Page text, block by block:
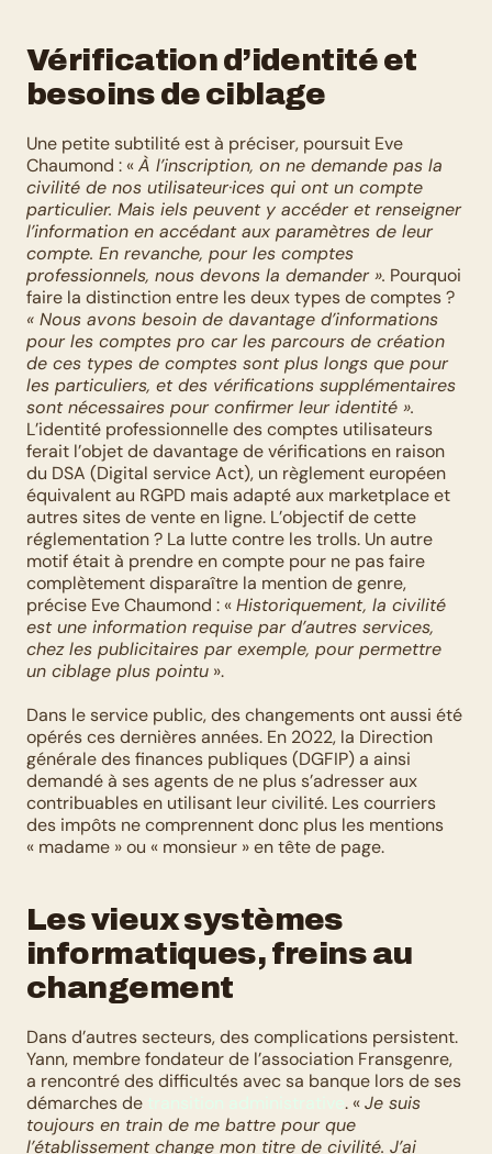
Vérification d’identité et
besoins de ciblage
Une petite subtilité est à préciser, poursuit Eve
Chaumond : « À l’inscription, on ne demande pas la
civilité de nos utilisateur·ices qui ont un compte
particulier. Mais iels peuvent y accéder et renseigner
l’information en accédant aux paramètres de leur
compte. En revanche, pour les comptes
professionnels, nous devons la demander ». Pourquoi
« Nous avons besoin de davantage d’informations
pour les comptes pro car les parcours de création
de ces types de comptes sont plus longs que pour
les particuliers, et des vérifications supplémentaires
sont nécessaires pour confirmer leur identité ».
L’identité professionnelle des comptes utilisateurs
ferait l’objet de davantage de vérifications en raison
du DSA (Digital service Act), un règlement européen
équivalent au RGPD mais adapté aux marketplace et
autres sites de vente en ligne. L’objectif de cette
réglementation ? La lutte contre les trolls. Un autre
motif était à prendre en compte pour ne pas faire
complètement disparaître la mention de genre,
précise Eve Chaumond : « Historiquement, la civilité
est une information requise par d’autres services,
chez les publicitaires par exemple, pour permettre
un ciblage plus pointu ».
Dans le service public, des changements ont aussi été
opérés ces dernières années. En 2022, la Direction
générale des finances publiques (DGFIP) a ainsi
demandé à ses agents de ne plus s’adresser aux
contribuables en utilisant leur civilité. Les courriers
des impôts ne comprennent donc plus les mentions
« madame » ou « monsieur » en tête de page.
Les vieux systèmes
informatiques, freins au
changement
Dans d’autres secteurs, des complications persistent.
Yann, membre fondateur de l’association Fransgenre,
a rencontré des difficultés avec sa banque lors de ses
démarches de
. « Je suis
toujours en train de me battre pour que
l’établissement change mon titre de civilité. J’ai